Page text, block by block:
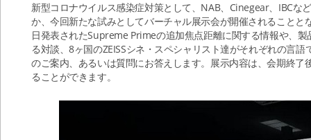
新型コロナウイルス感染症対策として、NAB、Cinegear、IBCな
か、今回新たな試みとしてバーチャル展示会が開催されること
日発表されたSupreme Primeの追加焦点距離に関する情報や、
る対談、8ヶ国のZEISSシネ・スペシャリスト達がそれぞれの言
のご案内、あるいは質問にお答えします。展示内容は、会期終
ることができます。